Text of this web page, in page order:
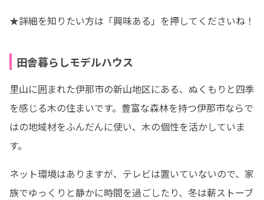
★詳細を知りたい方は「興味ある」を押してくださいね！
田舎暮らしモデルハウス
里山に囲まれた伊那市の新山地区にある、ぬくもりと四季
を感じる木の住まいです。豊富な森林を持つ伊那市ならで
はの地域材をふんだんに使い、木の個性を活かしていま
す。
ネット環境はありますが、テレビは置いていないので、家
族でゆっくりと静かに時間を過ごしたり、冬は薪ストーブ